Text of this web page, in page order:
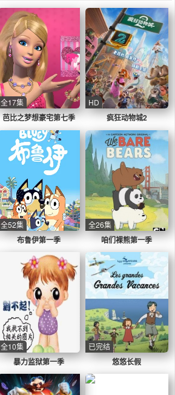
芭比之梦想豪宅第七季
全17集
疯狂动物城2
HD
布鲁伊第一季
全52集
咱们裸熊第一季
全26集
暴力监狱第一季
全10集
悠悠长假
已完结